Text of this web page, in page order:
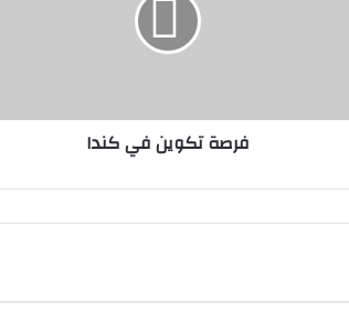
فرصة تكوين في كندا